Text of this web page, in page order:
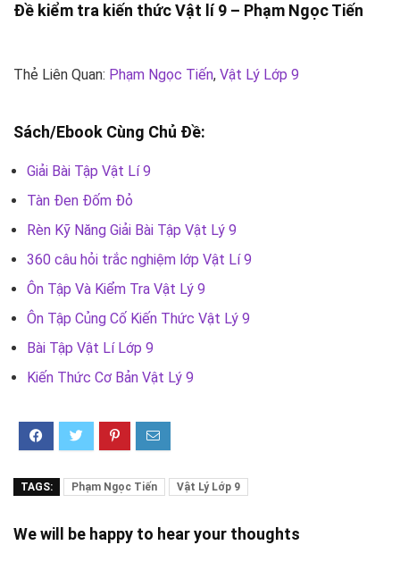
Đề kiểm tra kiến thức Vật lí 9 – Phạm Ngọc Tiến
Thẻ Liên Quan: Phạm Ngọc Tiến, Vật Lý Lớp 9
Sách/Ebook Cùng Chủ Đề:
Giải Bài Tập Vật Lí 9
Tàn Đen Đốm Đỏ
Rèn Kỹ Năng Giải Bài Tập Vật Lý 9
360 câu hỏi trắc nghiệm lớp Vật Lí 9
Ôn Tập Và Kiểm Tra Vật Lý 9
Ôn Tập Củng Cố Kiến Thức Vật Lý 9
Bài Tập Vật Lí Lớp 9
Kiến Thức Cơ Bản Vật Lý 9
TAGS: Phạm Ngọc Tiến Vật Lý Lớp 9
We will be happy to hear your thoughts